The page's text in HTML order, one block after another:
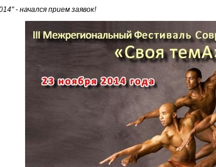
- начался прием заявок!